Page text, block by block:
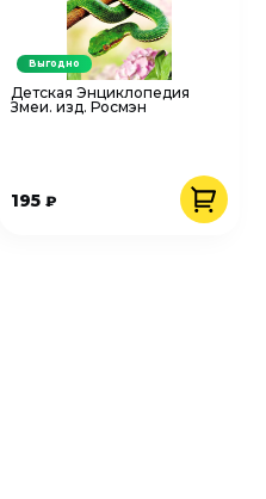
Детская Энциклопедия
Змеи. изд. Росмэн
195₽
Выгодно